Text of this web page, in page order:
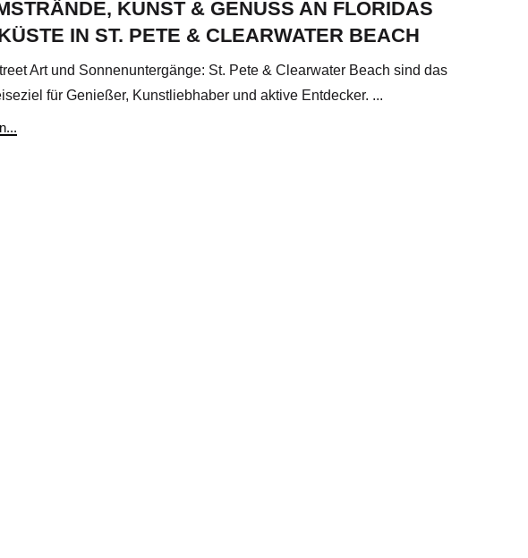
KUNST & GENUSS AN FLORIDAS
IN ST. PETE & CLEARWATER BEACH
Art und Sonnenuntergänge: St. Pete & Clearwater Beach sind das
für Genießer, Kunstliebhaber und aktive Entdecker. ...